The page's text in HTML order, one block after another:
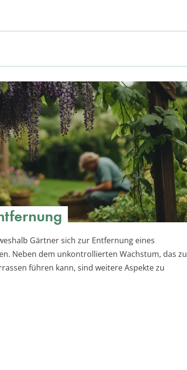
Gärtner sich zur Entfernung eines
Neben dem unkontrollierten Wachstum, das zu
führen kann, sind weitere Aspekte zu